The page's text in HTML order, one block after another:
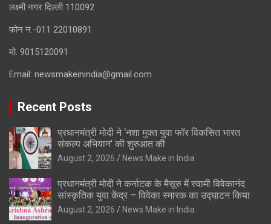
लक्ष्मी नगर दिल्ली 110092
फोन न.-011 22010891
मो. 9015120091
Email: newsmakeinindia@gmail.com
Recent Posts
प्रधानमंत्री मोदी ने ‘नशा मुक्त युवा फॉर विकसित भारत
संकल्प अभियान’ की शुरुआत की
August 2, 2026 News Make in India
प्रधानमंत्री मोदी ने कर्नाटक के मैसूरु में स्वामी विवेकानंद
सांस्कृतिक युवा केंद्र – विवेका स्मारक का उद्घाटन किया
August 2, 2026 News Make in India